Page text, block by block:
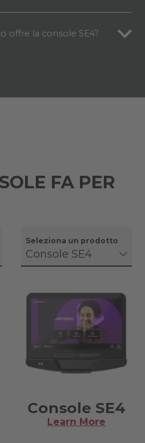
offre la console SE4?
FA PER
Seleziona un prodotto
Console SE4
Learn More